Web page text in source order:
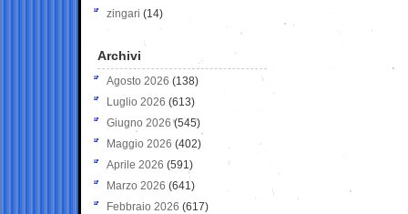
zingari (14)
Archivi
Agosto 2026 (138)
Luglio 2026 (613)
Giugno 2026 (545)
Maggio 2026 (402)
Aprile 2026 (591)
Marzo 2026 (641)
Febbraio 2026 (617)